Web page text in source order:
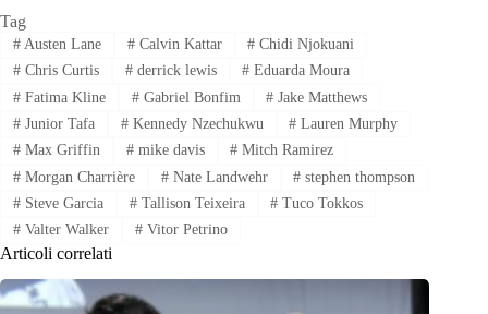
Tag
#Austen Lane #Calvin Kattar # Chidi Njokuani
#Chris Curtis #derrick lewis # Eduarda Moura
#Fatima Kline #Gabriel Bonfim # Jake Matthews
#Junior Tafa #Kennedy Nzechukwu # Lauren Murphy
#Max Griffin #mike davis # Mitch Ramirez
#Morgan Charrière #Nate Landwehr # stephen thompson
#Steve Garcia #Tallison Teixeira # Tuco Tokkos
#Valter Walker #Vitor Petrino
Articoli correlati